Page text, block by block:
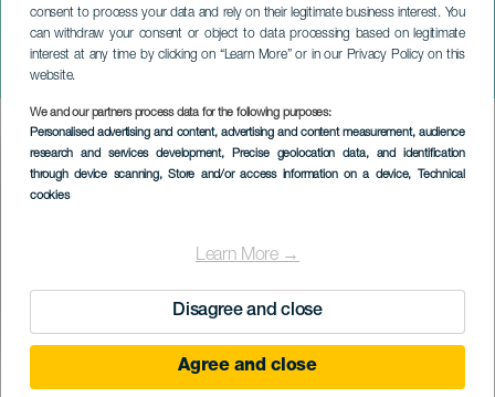
consent to process your data and rely on their legitimate business interest. You
can withdraw your consent or object to data processing based on legitimate
interest at any time by clicking on “Learn More” or in our Privacy Policy on this
website.
We and our partners process data for the following purposes:
Personalised advertising and content, advertising and content measurement, audience
research and services development, Precise geolocation data, and identification
through device scanning, Store and/or access information on a device, Technical
cookies
Learn More →
Disagree and close
Agree and close
Cuéntame un Finao
LA GRACIOSA
Imagen
Listado